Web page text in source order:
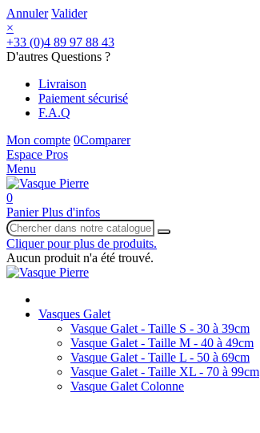
Annuler Valider
×
+33 (0)4 89 97 88 43
D'autres Questions ?
Livraison
Paiement sécurisé
F.A.Q
Mon compte 0Comparer
Espace Pros
Menu
0
Panier Plus d'infos
Cliquer pour plus de produits.
Aucun produit n'a été trouvé.
Vasques Galet
Vasque Galet - Taille S - 30 à 39cm
Vasque Galet - Taille M - 40 à 49cm
Vasque Galet - Taille L - 50 à 69cm
Vasque Galet - Taille XL - 70 à 99cm
Vasque Galet Colonne